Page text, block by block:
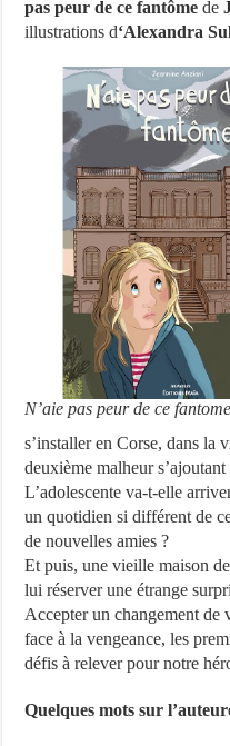
pas peur de ce fantôme de
illustrations d‘Alexandra
N’aie pas peur de ce fantome
s’installer en Corse, dans la
deuxième malheur
L’adolescente va-t-elle
un quotidien si différent de
de nouvelles amies ?
Et puis, une vieille maison
lui réserver une étrange
Accepter un changement de
face à la vengeance, les
défis à relever pour notre
Quelques mots sur